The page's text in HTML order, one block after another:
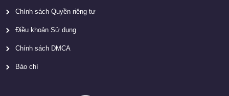
Chính sách Quyền riêng tư
Điều khoản Sử dụng
Chính sách DMCA
Báo chí